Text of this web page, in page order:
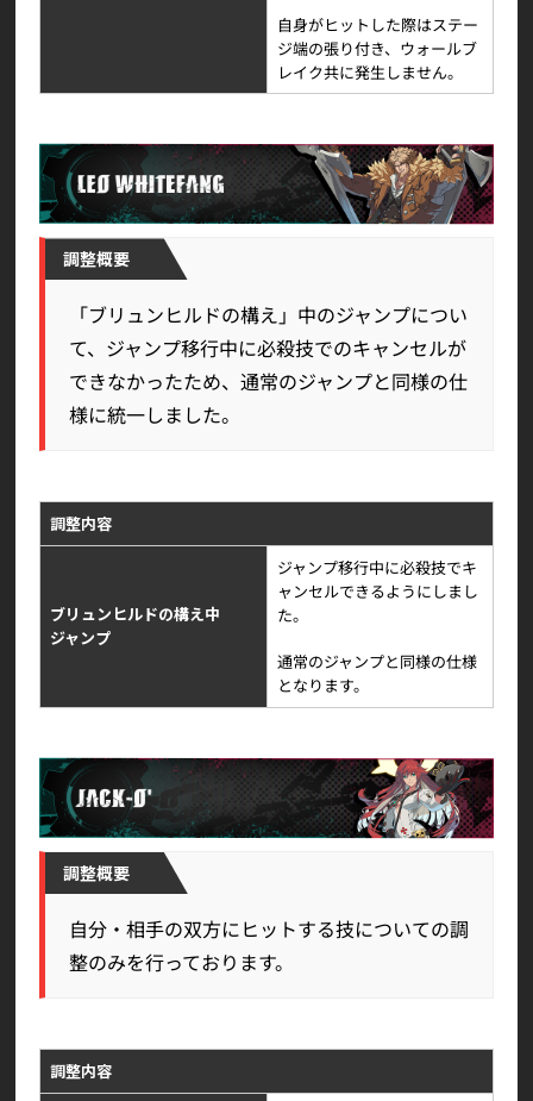
自身がヒットした際はステー
ジ端の張り付き、ウォールブ
レイク共に発生しません。
調整概要
「ブリュンヒルドの構え」中のジャンプについ
て、ジャンプ移行中に必殺技でのキャンセルが
できなかったため、通常のジャンプと同様の仕
様に統一しました。
調整内容
ブリュンヒルドの構え中
ジャンプ
ジャンプ移行中に必殺技でキ
ャンセルできるようにしまし
た。
通常のジャンプと同様の仕様
となります。
調整概要
自分・相手の双方にヒットする技についての調
整のみを行っております。
調整内容